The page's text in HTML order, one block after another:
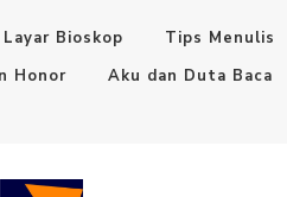
Layar Bioskop Tips Menulis
Honor Aku dan Duta Baca